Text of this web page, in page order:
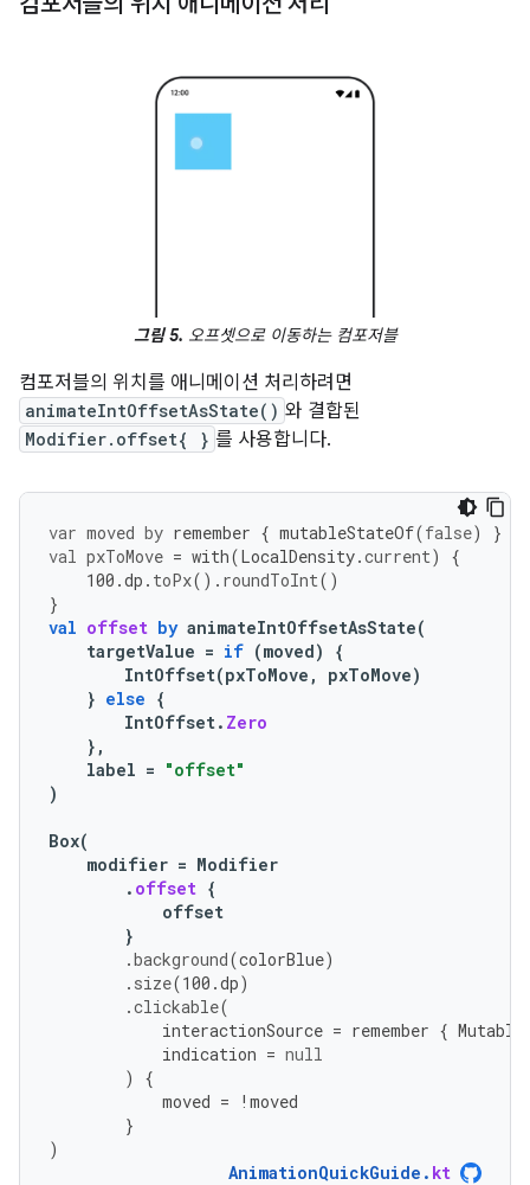
그림 5. 오프셋으로 이동하는 컴포저블
컴포저블의 위치를 애니메이션 처리하려면
animateIntOffsetAsState() 와 결합된
Modifier.offset{ } 를 사용합니다.
var moved by remember { mutableStateOf(false)
}
val pxToMove = with(LocalDensity.current)
{
100.dp . toPx(). roundToInt()
}
val offset by animateIntOffsetAsState(
targetValue = if (moved)
{
IntOffset(pxToMove , pxToMove)
} else {
IntOffset. Zero
},
label = "offset"
)
Box(
modifier = Modifier
. offset {
offset
}
.background(colorBlue)
. size(100.dp)
.clickable(
interactionSource = remember {
indication = null
)
{
moved = ! moved
}
)
AnimationQuickGuide . kt